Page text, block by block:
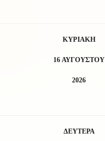
ΚΥΡΙΑΚΗ
16 ΑΥΓΟΥΣΤΟΥ
2026
ΔΕΥΤΕΡΑ